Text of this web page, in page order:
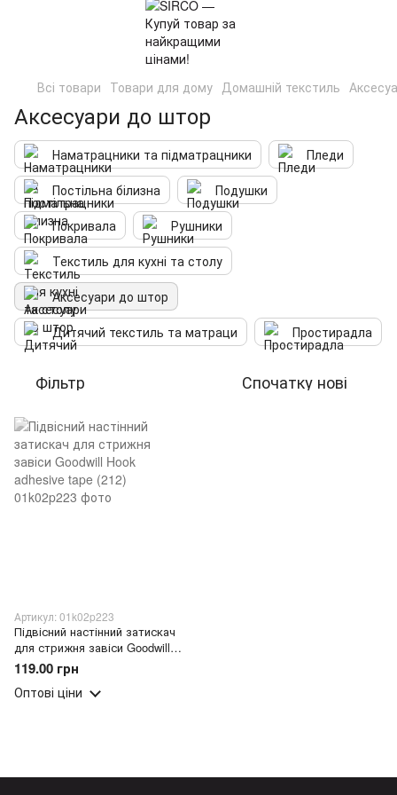
Всі товари Товари для дому Домашній текстиль
Аксесуари до штор
Наматрацники та підматрацники
Пледи
Постільна білизна
Подушки
Покривала
Рушники
Текстиль для кухні та столу
Аксесуари до штор
Дитячий текстиль та матраци
Простирадла
Фільтр Спочатку нові
Артикул: 01k02p223
Підвісний настінний затискач
для стрижня завіси Goodwill
Hook adhesive tape (212)
119.00 грн
Оптові ціни